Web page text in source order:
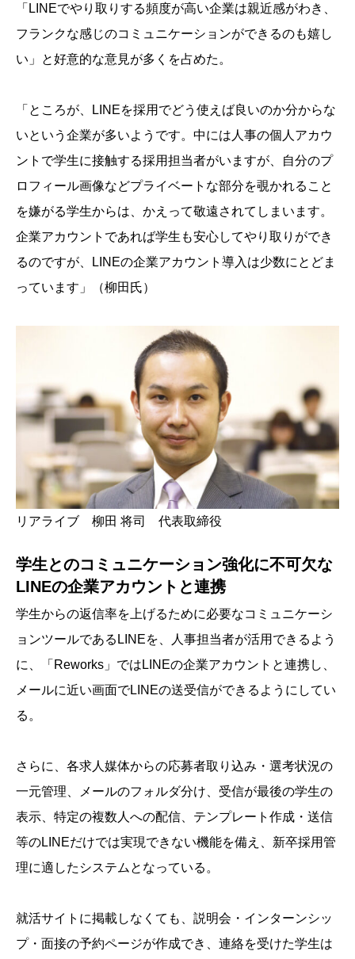
「LINEでやり取りする頻度が高い企業は親近感がわき、
フランクな感じのコミュニケーションができるのも嬉し
い」と好意的な意見が多くを占めた。
「ところが、LINEを採用でどう使えば良いのか分からな
いという企業が多いようです。中には人事の個人アカウ
ントで学生に接触する採用担当者がいますが、自分のプ
ロフィール画像などプライベートな部分を覗かれること
を嫌がる学生からは、かえって敬遠されてしまいます。
企業アカウントであれば学生も安心してやり取りができ
るのですが、LINEの企業アカウント導入は少数にとどま
っています」（柳田氏）
リアライブ 柳田 将司 代表取締役
学生とのコミュニケーション強化に不可欠な
LINEの企業アカウントと連携
学生からの返信率を上げるために必要なコミュニケーシ
ョンツールであるLINEを、人事担当者が活用できるよう
に、「Reworks」ではLINEの企業アカウントと連携し、
メールに近い画面でLINEの送受信ができるようにしてい
る。
さらに、各求人媒体からの応募者取り込み・選考状況の
一元管理、メールのフォルダ分け、受信が最後の学生の
表示、特定の複数人への配信、テンプレート作成・送信
等のLINEだけでは実現できない機能を備え、新卒採用管
理に適したシステムとなっている。
就活サイトに掲載しなくても、説明会・インターンシッ
プ・面接の予約ページが作成でき、連絡を受けた学生は